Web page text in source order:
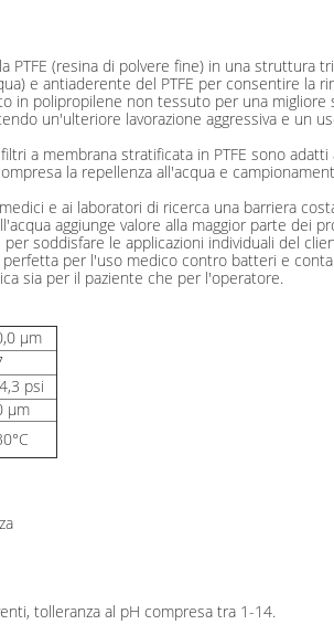
(resina di polvere fine) in una struttura
e antiaderente del PTFE per consentire la
in polipropilene non tessuto per una
un'ulteriore lavorazione aggressiva e un
a membrana stratificata in PTFE sono
la repellenza all'acqua e
e ai laboratori di ricerca una barriera
aggiunge valore alla maggior parte dei
soddisfare le applicazioni individuali del
per l'uso medico contro batteri e
sia per il paziente che per l'operatore.
μm
psi
μm
tolleranza al pH compresa tra 1-14.